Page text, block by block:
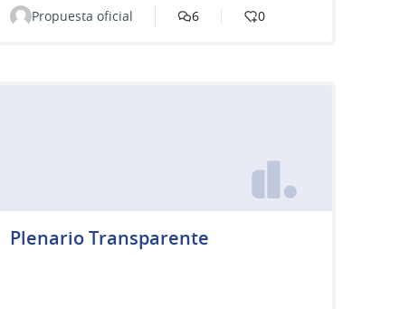
Propuesta oficial 6 0
Plenario Transparente